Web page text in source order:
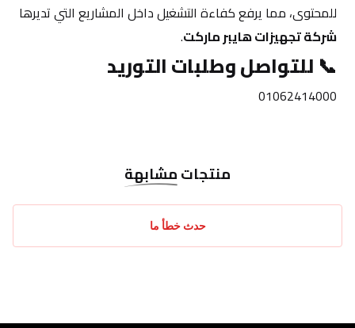
للمحتوى، مما يرفع كفاءة التشغيل داخل المشاريع التي تديرها
شركة تجهيزات هايبر ماركت.
📞 للتواصل وطلبات التوريد
01062414000
منتجاتمشابهة
حدث خطأ ما